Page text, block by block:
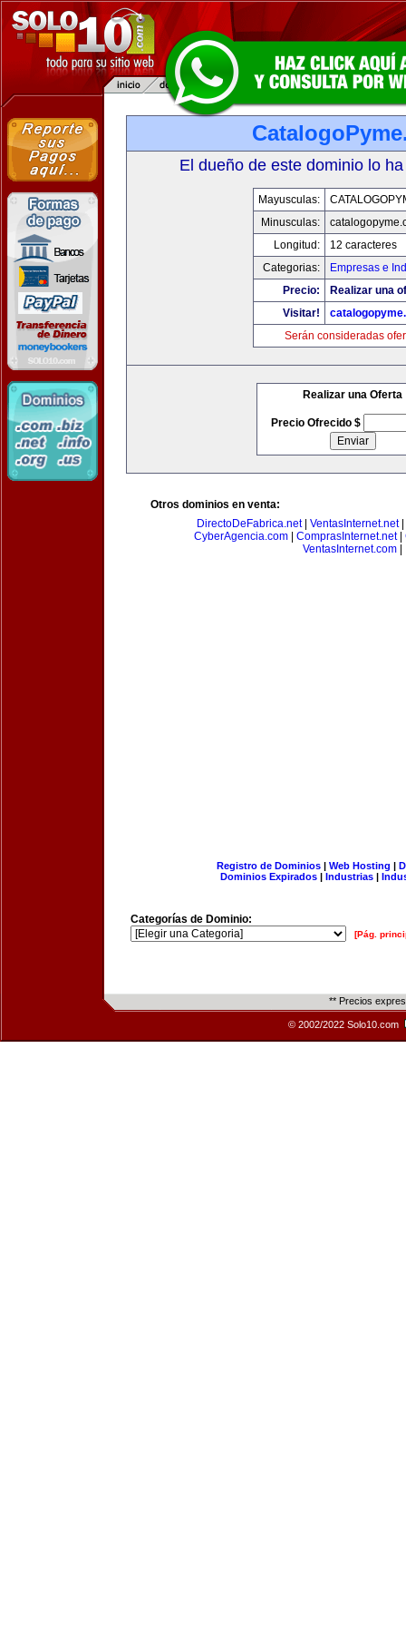
El dueño de este dominio lo
Mayusculas:
Minusculas:
Longitud:
12 caracteres
Categorias:
Empresas e
Precio:
Realizar una
Visitar!
Serán consideradas
Realizar una Oferta
Precio Ofrecido $
Otros dominios en venta:
DirectoDeFabrica.net| VentasInternet.net|
CyberAgencia.com| ComprasInternet.net|
VentasInternet.com
Registro de Dominios| Web Hosting |
Dominios Expirados | Industrias |
Categorías de Dominio:
[Pág.
** Precios
© 2002/2022 Solo10.com